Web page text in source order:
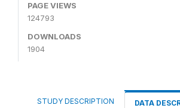
PAGE VIEWS
124793
DOWNLOADS
1904
STUDY DESCRIPTION DATA